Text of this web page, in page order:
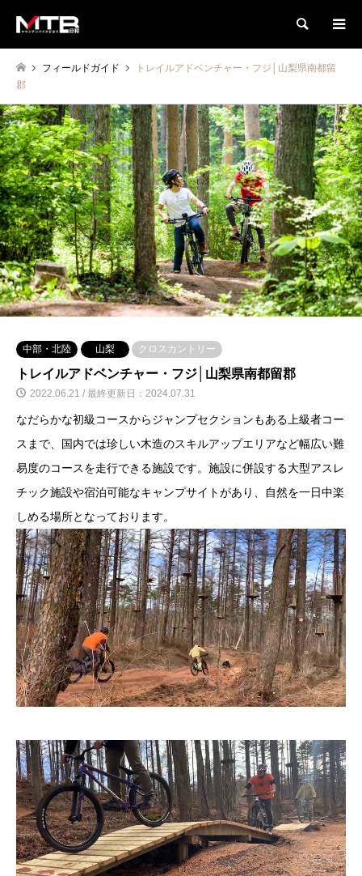
検索
フィールドガイド
トレイルアドベンチャー・フジ│山梨県南都留
郡
中部・北陸 山梨 クロスカントリー
トレイルアドベンチャー・フジ│山梨県南都留郡
2022.06.21 / 最終更新日：2024.07.31
なだらかな初級コースからジャンプセクションもある上級者コー
スまで、国内では珍しい木造のスキルアップエリアなど幅広い難
易度のコースを走行できる施設です。施設に併設する大型アスレ
チック施設や宿泊可能なキャンプサイトがあり、自然を一日中楽
しめる場所となっております。